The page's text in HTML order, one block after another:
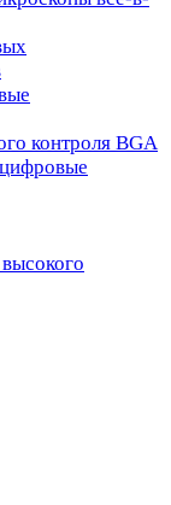
контроля BGA